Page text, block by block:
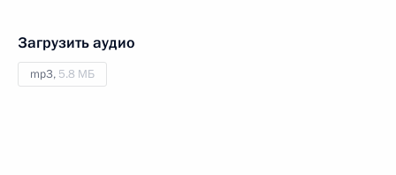
Загрузить аудио
mp3, 5.8 МБ